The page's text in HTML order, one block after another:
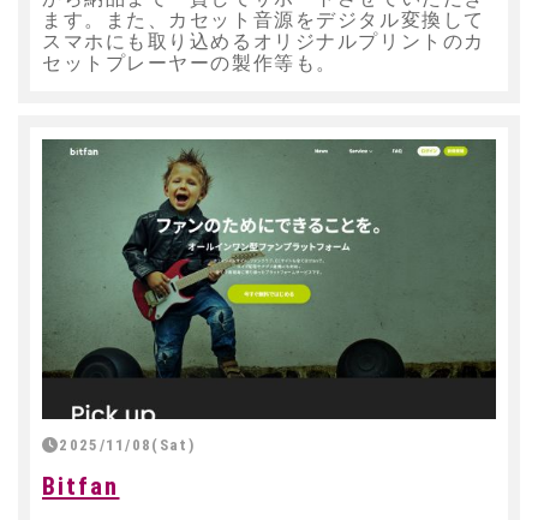
ます。また、カセット音源をデジタル変換して
スマホにも取り込めるオリジナルプリントのカ
セットプレーヤーの製作等も。
2025/11/08(Sat)
Bitfan